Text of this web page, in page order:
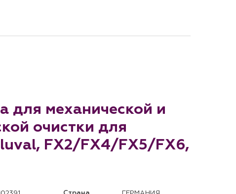
для механической и
очистки для
FX2/FX4/FX5/FX6,